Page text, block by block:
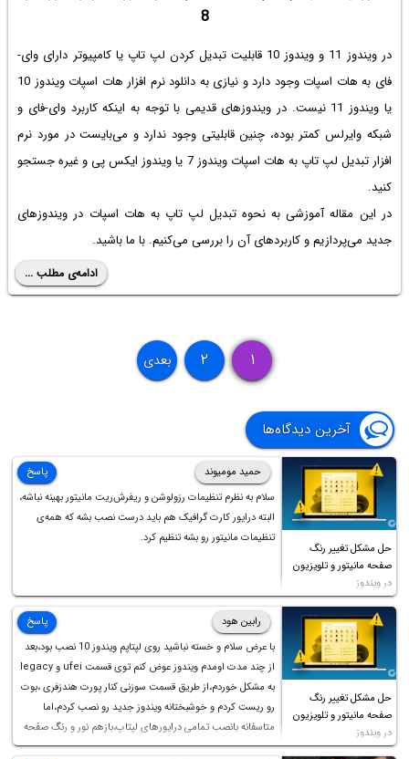
8
در ویندوز 11 و ویندوز 10 قابلیت تبدیل کردن لپ تاپ یا کامپیوتر دارای وای-
فای به هات اسپات وجود دارد و نیازی به دانلودنرم افزار هات اسپات ویندوز 10
یا ویندوز 11 نیست. در ویندوزهای قدیمی با توجه به اینکه کاربرد وای-فای و
شبکه وایرلس کمتر بوده، چنین قابلیتی وجود ندارد و می‌بایست در مورد نرم
افزارتبدیل لپ تاپ به هات اسپات
ویندوز 7 یا ویندوز ایکس پی و غیره جستجو
کنید.
در این مقاله آموزشی به نحوه تبدیل لپ تاپ به هات اسپات در ویندوزهای
جدید می‌پردازیم و کاربردهای آن را بررسی می‌کنیم. با ما باشید.
ادامه‌ی مطلب ...
۱ ۲ بعدی
آخرین دیدگاه‌ها
حل مشکل تغییر رنگ
صفحه مانیتور و تلویزیون
در ویندوز
حمید مومیوند
سلام به نظرم تنظیمات رزولوشن و ریفرش‌ریت مانیتور بهینه نباشه،
البته درایور کارت گرافیک هم باید درست نصب بشه که همه‌ی
تنظیمات مانیتور رو بشه تنظیم کرد.
پاسخ
حل مشکل تغییر رنگ
صفحه مانیتور و تلویزیون
در ویندوز
رابین هود
با عرض سلام و خسته نباشید روی لپتاپم ویندوز 10 نصب بود،بعد
از چند مدت اومدم ویندوز عوض کنم توی قسمت ufei و legacy
به مشکل خوردم،از طریق قسمت سوزنی کنار پورت هندزفری ،بوت
رو ریست کردم و خوشبختانه ویندوز جدید رو نصب کردم،اما
متاسفانه بانصب تمامی درایورهای لپتاپ،بازهم نور و رنگ صفحه
چه موقع کار چه موقع پخش فیلم مثل سابق نیست(نور زیاده و بی
پاسخ